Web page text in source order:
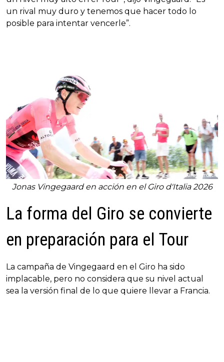
un rival muy duro y tenemos que hacer todo lo
posible para intentar vencerle”.
Jonas Vingegaard en acción en el Giro d'Italia 2026
La forma del Giro se convierte
en preparación para el Tour
La campaña de Vingegaard en el Giro ha sido
implacable, pero no considera que su nivel actual
sea la versión final de lo que quiere llevar a Francia.